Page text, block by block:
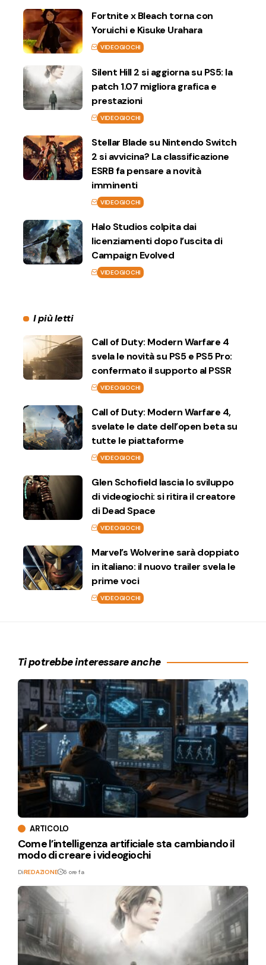
Fortnite x Bleach torna con
Yoruichi e Kisuke Urahara
VIDEOGIOCHI
Silent Hill 2 si aggiorna su PS5: la
patch 1.07 migliora grafica e
prestazioni
VIDEOGIOCHI
Stellar Blade su Nintendo Switch
2 si avvicina? La classificazione
ESRB fa pensare a novità
imminenti
VIDEOGIOCHI
Halo Studios colpita dai
licenziamenti dopo l’uscita di
Campaign Evolved
VIDEOGIOCHI
I più letti
Call of Duty: Modern Warfare 4
svela le novità su PS5 e PS5 Pro:
confermato il supporto al PSSR
VIDEOGIOCHI
Call of Duty: Modern Warfare 4,
svelate le date dell’open beta su
tutte le piattaforme
VIDEOGIOCHI
Glen Schofield lascia lo sviluppo
di videogiochi: si ritira il creatore
di Dead Space
VIDEOGIOCHI
Marvel’s Wolverine sarà doppiato
in italiano: il nuovo trailer svela le
prime voci
VIDEOGIOCHI
Ti potrebbe interessare anche
ARTICOLO
Come l’intelligenza artificiale sta cambiando il
modo di creare i videogiochi
DiREDAZIONE 6 ore fa